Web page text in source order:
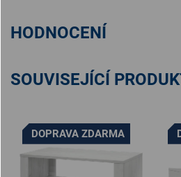
HODNOCENÍ
SOUVISEJÍCÍ
DOPRAVA ZDARMA